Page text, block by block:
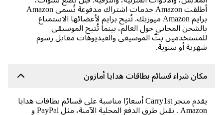
أطلقت Amazon خدمات اشتراك مدفوعة تُسمى Amazon
برايم Amazon ميوزيك. تُتيح برايم لأعضائها الاستمتاع
المجاني حول العالم، بينما تُتيح الموسيقى
بثّ الموسيقى والفيديوهات مقابل رسوم
أو سنوية.
شراء قسائم بطاقات هدايا أمازون
يقدم متجر Carry1st أسعارًا مناسبة على قسائم بطاقات هدايا
Amazon . نقبل طرق الدفع المحلية الآمنة، مثل PayPal و